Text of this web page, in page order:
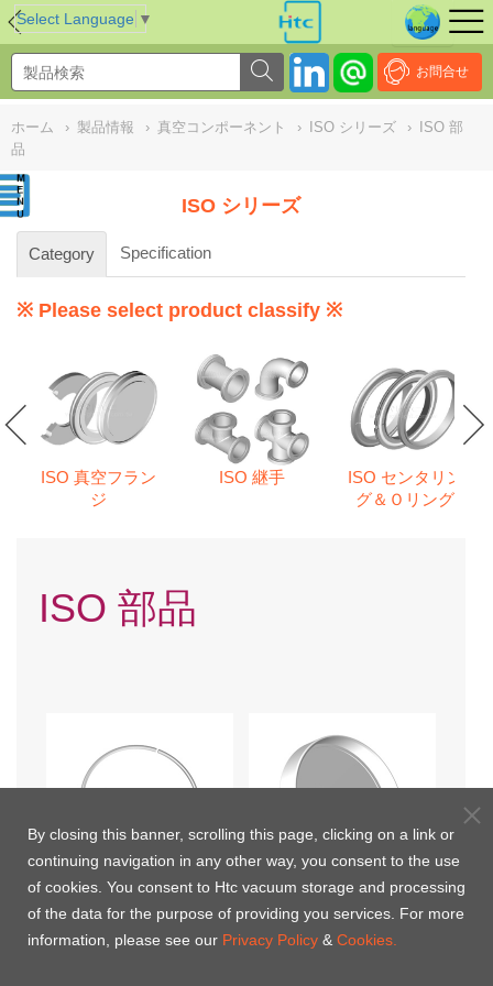
Select Language ▼
お問合せ
ホーム › 製品情報 › 真空コンポーネント › ISO シリーズ ›
ISO 部
品
ISO シリーズ
Category Specification
※ Please select product classify ※
ISO 真空フラン
ジ
ISO 継手
ISO センタリン
グ＆Ｏリング
ISO 部品
ング
NULL
By closing this banner, scrolling this page, clicking on a link or
continuing navigation in any other way, you consent to the use
of cookies. You consent to Htc vacuum storage and processing
of the data for the purpose of providing you services. For more
information, please see our Privacy Policy & Cookies.
//